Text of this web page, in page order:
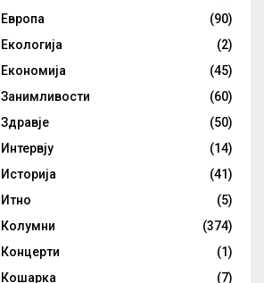
Европа
(90)
Екологија
(2)
Економија
(45)
Занимливости
(60)
Здравје
(50)
Интервју
(14)
Историја
(41)
Итно
(5)
Колумни
(374)
Концерти
(1)
Кошарка
(7)